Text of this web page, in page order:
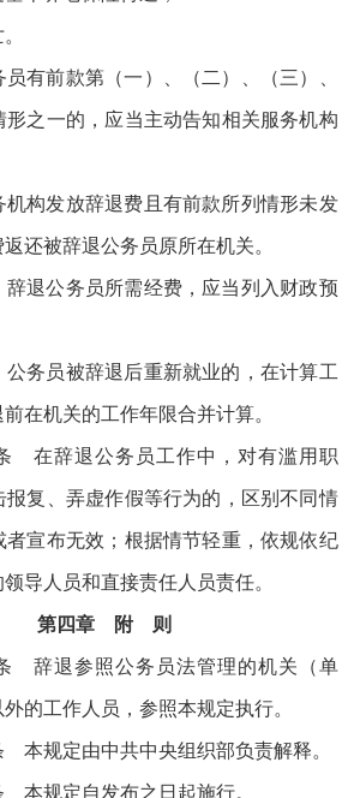
前款第（一）、（二）、（三）、
形之一的，应当主动告知相关服务机构
发放辞退费且有前款所列情形未发
还被辞退公务员原所在机关。
公务员所需经费，应当列入财政预
员被辞退后重新就业的，在计算工
在机关的工作年限合并计算。
辞退公务员工作中，对有滥用职
报复、弄虚作假等行为的，区别不同情
者宣布无效；根据情节轻重，依规依纪
导人员和直接责任人员责任。
第四章 附 则
退参照公务员法管理的机关（单
的工作人员，参照本规定执行。
规定由中共中央组织部负责解释。
规定自发布之日起施行。